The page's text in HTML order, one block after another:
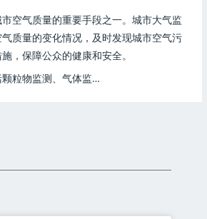
空气质量的重要手段之一。城市大气监
质量的变化情况，及时发现城市空气污
，保障公众的健康和安全。
粒物监测、气体监…